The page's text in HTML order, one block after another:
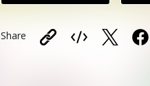
Share